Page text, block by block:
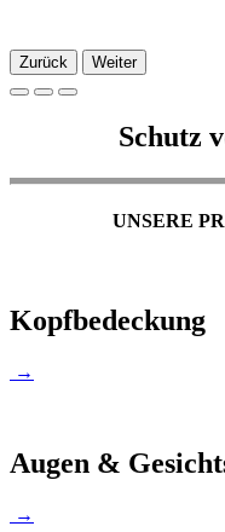
Zurück Weiter
Schutz
UNSERE
Kopfbedeckung
→
Augen &
→